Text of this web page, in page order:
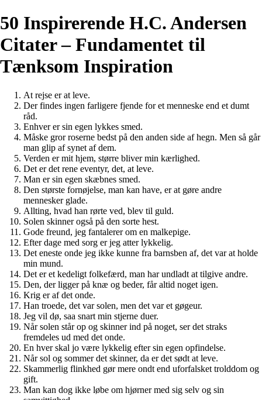
50 Inspirerende H.C. Andersen
Citater – Fundamentet til
Tænksom Inspiration
At rejse er at leve.
Der findes ingen farligere fjende for et menneske end et dumt
råd.
Enhver er sin egen lykkes smed.
Måske gror roserne bedst på den anden side af hegn. Men så går
man glip af synet af dem.
Verden er mit hjem, større bliver min kærlighed.
Det er det rene eventyr, det, at leve.
Man er sin egen skæbnes smed.
Den største fornøjelse, man kan have, er at gøre andre
mennesker glade.
Allting, hvad han rørte ved, blev til guld.
Solen skinner også på den sorte hest.
Gode freund, jeg fantalerer om en malkepige.
Efter dage med sorg er jeg atter lykkelig.
Det eneste onde jeg ikke kunne fra barnsben af, det var at holde
min mund.
Det er et kedeligt folkefærd, man har undladt at tilgive andre.
Den, der ligger på knæ og beder, får altid noget igen.
Krig er af det onde.
Han troede, det var solen, men det var et gøgeur.
Jeg vil dø, saa snart min stjerne duer.
Når solen står op og skinner ind på noget, ser det straks
fremdeles ud med det onde.
En hver skal jo være lykkelig efter sin egen opfindelse.
Når sol og sommer det skinner, da er det sødt at leve.
Skammerlig flinkhed gør mere ondt end uforfalsket trolddom og
gift.
Man kan dog ikke løbe om hjørner med sig selv og sin